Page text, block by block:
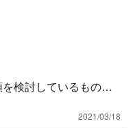
検討しているもので
ですが、東大の入試
2021/03/18